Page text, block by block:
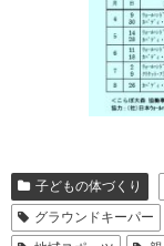
子どもの体づくり
グラウンドキーパー